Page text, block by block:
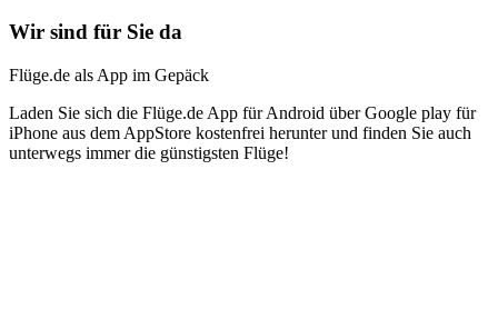
Wir sind für Sie da
Flüge.de als App im Gepäck
Laden Sie sich die Flüge.de App für Android über Google play für
iPhone aus dem AppStore kostenfrei herunter und finden Sie auch
unterwegs immer die günstigsten Flüge!